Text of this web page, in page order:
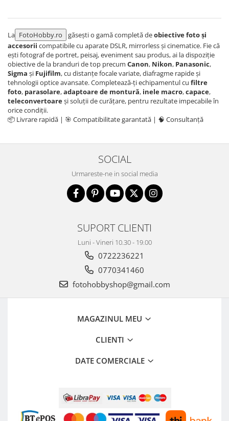
Aparate foto de colectie -
Miniaturi
Accesorii pt. aparate foto de
colectie
Aparate de colectie de tip Box-
Camera
Reviste, carti si software
Aparate foto SECOND HAND
Aparate foto Mirrorless (SH)
Aparate foto DSLR (SH)
Aparate foto SLR (pe film) (SH)
Aparate Foto Compacte (SH)
Obiective foto Mirrorless (SH)
Obiective foto DSLR (SH)
Obiective foto SLR (pe film) (SH)
Accesorii pentru obiective ,
SECOND HAND
Blitz-uri studio , SECOND HAND
Imprimante SECOND HAND
Genti, huse, curele
La FotoHobby.ro găsești o gamă completă deobiective foto și
accesorii compatibile cu aparate DSLR, mirrorless și cinematice. Fie că
ești fotograf de portret, peisaj, eveniment sau produs, ai la dispoziție
obiective de la branduri de top precum Canon, Nikon, Panasonic,
Sigma și Fujifilm, cu distanțe focale variate, diafragme rapide și
tehnologii optice avansate. Completează-ți echipamentul cu filtre
foto, parasolare,adaptoare de montură, inele macro,capace,
teleconvertoareși soluții de curățare, pentru rezultate impecabile în
orice condiții.
📦 Livrare rapidă | 🎯 Compatibilitate garantată | 🧠 Consultanță
SOCIAL
Urmareste-ne in social media
SUPORT CLIENTI
Luni - Vineri 10.30 - 19.00
0722236221
0770341460
fotohobbyshop@gmail.com
MAGAZINUL MEU
CLIENTI
DATE COMERCIALE